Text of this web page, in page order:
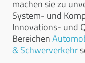
machen sie zu
System- und
Innovations- und
Bereichen
& Schwerverkehr